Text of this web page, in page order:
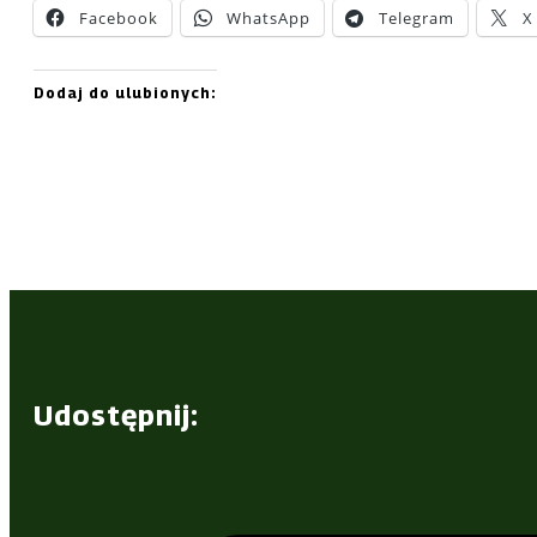
Facebook WhatsApp Telegram X
Dodaj do ulubionych:
Udostępnij: